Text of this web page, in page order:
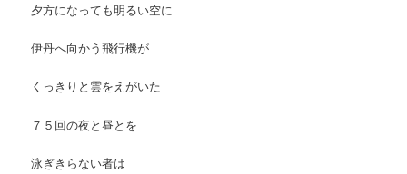
夕方になっても明るい空に
伊丹へ向かう飛行機が
くっきりと雲をえがいた
７５回の夜と昼とを
泳ぎきらない者は